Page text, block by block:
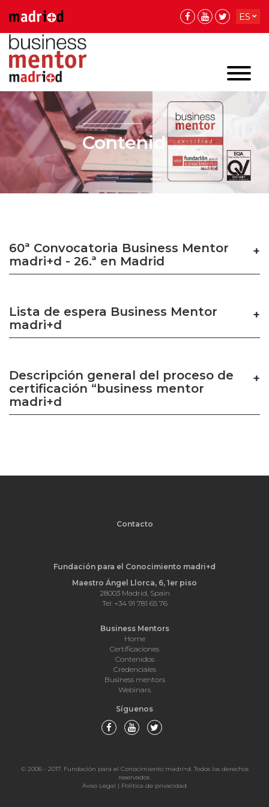
ES
EN
Contenidos
60ª Convocatoria Business Mentor
madri+d - 26.ª en Madrid
Lista de espera Business Mentor
madri+d
Descripción general del proceso de
certificación “business mentor
madri+d
Contacto
Fundación para el Conocimiento madri+d
Maestro Ángel Llorca, 6, 1er piso
28003 Madrid, Spain
Tel: +34 91 781 65 76
Business Mentors
Home
Certificaciones
Contenidos
Credenciales
Business mentors
Webinars
Síguenos
© 2006 - 2017. Fundación para el Conocimiento madri+d. Todos los derechos
reservados.
Aviso Legal | Politica de privacidad